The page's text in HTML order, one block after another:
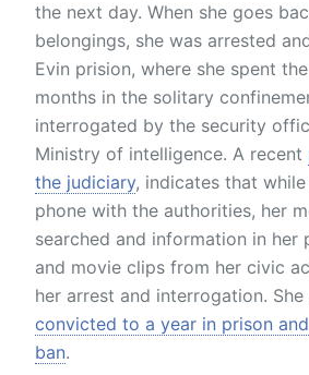
the next day. When she goes
belongings, she was arrested
Evin prision, where she spent
months in the solitary
interrogated by the security
Ministry of intelligence. A recent
the judiciary, indicates that
phone with the authorities, her
searched and information in her
and movie clips from her civic
her arrest and interrogation.
convicted to a year in prison
ban.